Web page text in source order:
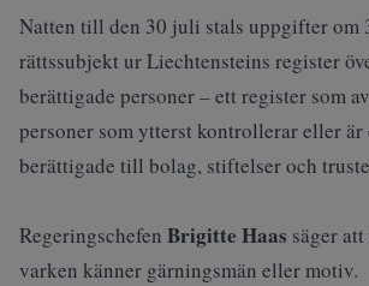
Natten till den 30 juli stals uppgifter om
rättssubjekt ur Liechtensteins register
berättigade personer – ett register som
personer som ytterst kontrollerar eller är
berättigade till bolag, stiftelser och
Regeringschefen Brigitte Haas säger
varken känner gärningsmän eller motiv.